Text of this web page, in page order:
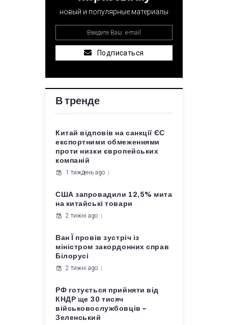
новый и популярные материалы
Подписаться
В тренде
Китай відповів на санкції ЄС
експортними обмеженнями
проти низки європейських
компаній
1 тиждень ago
США запровадили 12,5% мита
на китайські товари
2 тижні ago
Ван Ї провів зустріч із
міністром закордонних справ
Білорусі
2 тижні ago
РФ готується прийняти від
КНДР ще 30 тисяч
військовослужбовців –
Зеленський